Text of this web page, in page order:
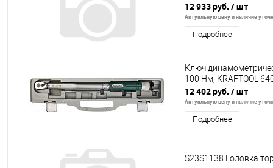
12 933 руб. / шт
Актуальную цену и наличие
Подробнее
Ключ
100 Нм, KRAFTOOL
12 402 руб. / шт
Актуальную цену и наличие
Подробнее
S23S1138 Головка